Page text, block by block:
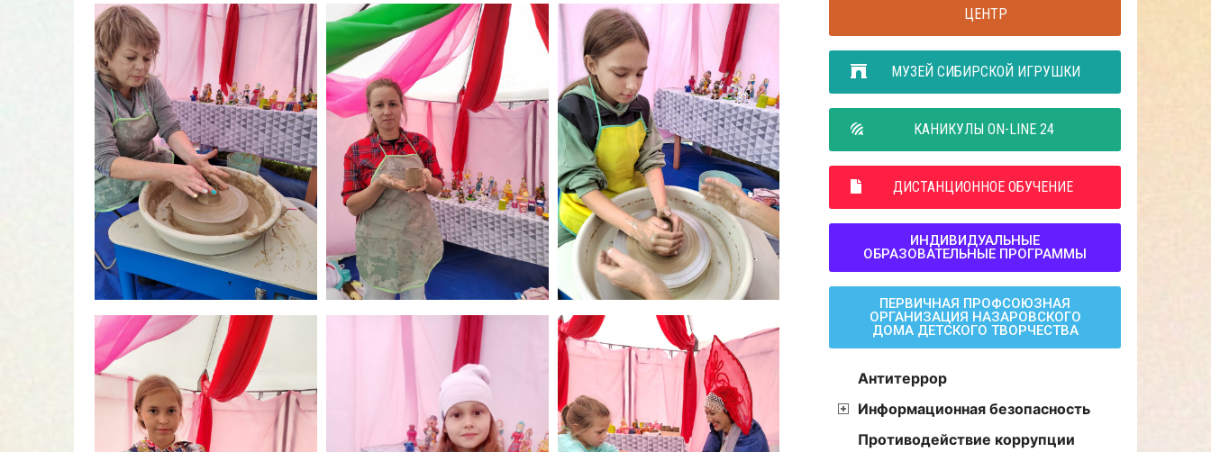
ЦЕНТР
МУЗЕЙ СИБИРСКОЙ ИГРУШКИ
КАНИКУЛЫ ON-LINE 24
ДИСТАНЦИОННОЕ ОБУЧЕНИЕ
ИНДИВИДУАЛЬНЫЕ
ОБРАЗОВАТЕЛЬНЫЕ ПРОГРАММЫ
ПЕРВИЧНАЯ ПРОФСОЮЗНАЯ
ОРГАНИЗАЦИЯ НАЗАРОВСКОГО
ДОМА ДЕТСКОГО ТВОРЧЕСТВА
Антитеррор
Информационная безопасность
Противодействие коррупции